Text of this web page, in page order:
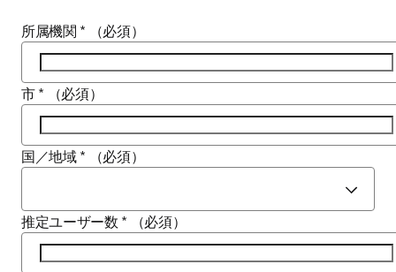
所属機関 * （必須）
市 * （必須）
国／地域 * （必須）
推定ユーザー数 * （必須）